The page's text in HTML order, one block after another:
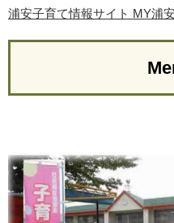
浦安子育て情報サイト MY浦安